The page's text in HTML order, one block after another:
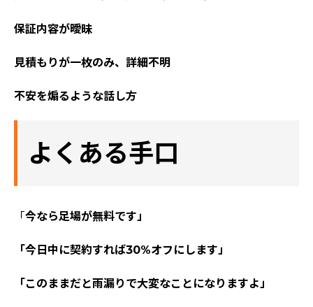
おすすめの塗装メニュー
保証内容が曖昧
見積もりが一枚のみ、詳細不明
不安を煽るような話し方
よくある手口
「今なら足場が無料です」
「今日中に契約すれば30%オフにします」
「このままだと雨漏りで大変なことになりますよ」